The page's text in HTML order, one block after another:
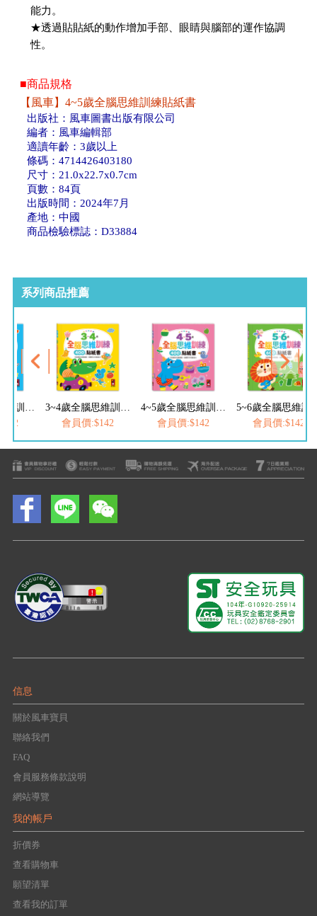
能力。
★透過貼貼紙的動作增加手部、眼睛與腦部的運作協調
性。
■商品規格
【風車】4~5歲全腦思維訓練貼紙書
出版社：風車圖書出版有限公司
編者：風車編輯部
適讀年齡：3歲以上
條碼：4714426403180
尺寸：21.0x22.7x0.7cm
頁數：84頁
出版時間：2024年7月
產地：中國
商品檢驗標誌：D33884
系列商品推薦
2~3歲全腦思維訓練貼紙書
3~4歲全腦思維訓練貼紙書
會員價:$142
4~5歲全腦思維訓練貼紙書
會員價:$142
會員價:$142
信息
關於風車寶貝
聯絡我們
FAQ
會員服務條款說明
網站導覽
我的帳戶
折價券
查看購物車
願望清單
查看我的訂單